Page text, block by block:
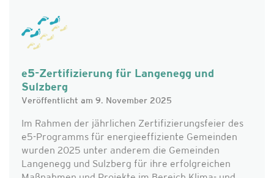
e5-Zertifizierung für Langenegg und
Sulzberg
Veröffentlicht am 9. November 2025
Im Rahmen der jährlichen Zertifizierungsfeier des
e5-Programms für energieeffiziente Gemeinden
wurden 2025 unter anderem die Gemeinden
Langenegg und Sulzberg für ihre erfolgreichen